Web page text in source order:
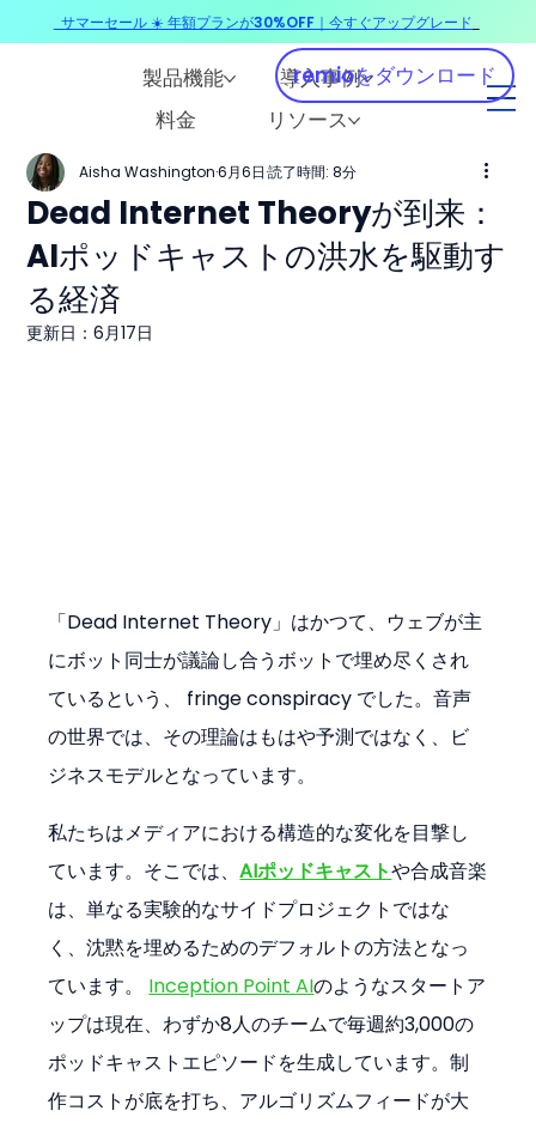
製品機能
導入事例
料金
リソース
remioをダウンロード
Dead Internet Theoryが到来：
AIポッドキャストの洪水を駆動す
る経済
Aisha Washington 6月6日 読了時間: 8分
更新日：6月17日
「Dead Internet Theory」はかつて、ウェブが主
にボット同士が議論し合うボットで埋め尽くされ
ているという、 fringe conspiracy でした。音声
の世界では、その理論はもはや予測ではなく、ビ
ジネスモデルとなっています。
私たちはメディアにおける構造的な変化を目撃し
ています。そこでは、AIポッドキャストや合成音楽
は、単なる実験的なサイドプロジェクトではな
く、沈黙を埋めるためのデフォルトの方法となっ
ています。 Inception Point AIのようなスタートア
ップは現在、わずか8人のチームで毎週約3,000の
ポッドキャストエピソードを生成しています。制
作コストが底を打ち、アルゴリズムフィードが大
サマーセール ☀️ 年額プランが30%OFF｜今すぐアップグレード